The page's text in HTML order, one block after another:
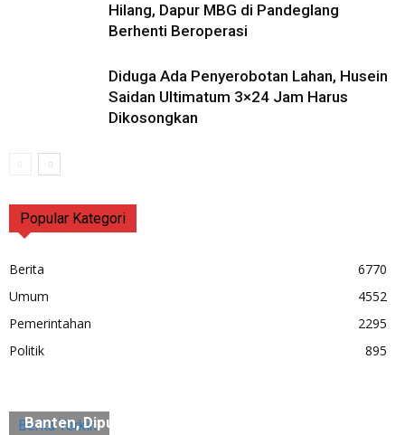
Hilang, Dapur MBG di Pandeglang
Berhenti Beroperasi
Diduga Ada Penyerobotan Lahan, Husein
Saidan Ultimatum 3×24 Jam Harus
Dikosongkan
Popular Kategori
Berita
6770
Umum
4552
Pemerintahan
2295
Politik
895
Berita Terkini
Banten, Diputar di Museum Multatuli